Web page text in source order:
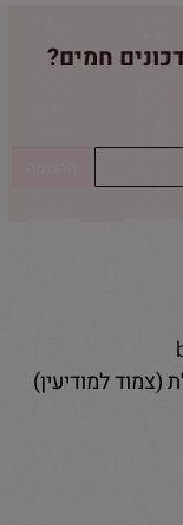
חמים?
למודיעין)